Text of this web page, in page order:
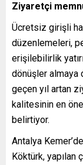
Ziyaretçi
Ücretsiz girişli
düzenlemeleri,
erişilebilirlik
dönüşler almaya
geçen yıl artan
kalitesinin en
belirtiyor.
Antalya
Köktürk, yapılan